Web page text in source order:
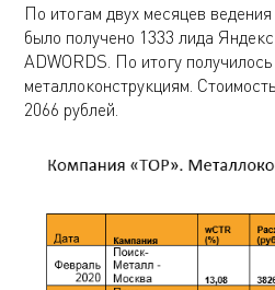
По итогам двух месяцев
было получено 1333 лида
ADWORDS. По итогу
металлоконструкциям.
2066 рублей.